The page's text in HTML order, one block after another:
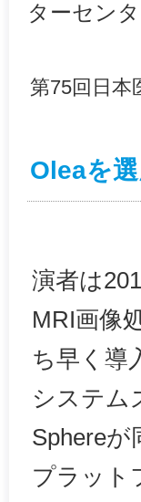
ターセン
第75回日
Oleaを
演者は
MRI画像
ち早く導
システム
Sphereが
プラット